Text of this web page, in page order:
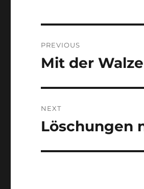
navigation
PREVIOUS
Previous
Mit der
NEXT
Next
Löschungen